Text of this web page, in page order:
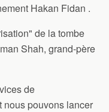
Hakan Fidan .
de la tombe
Shah, grand-père
de
nous pouvons lancer